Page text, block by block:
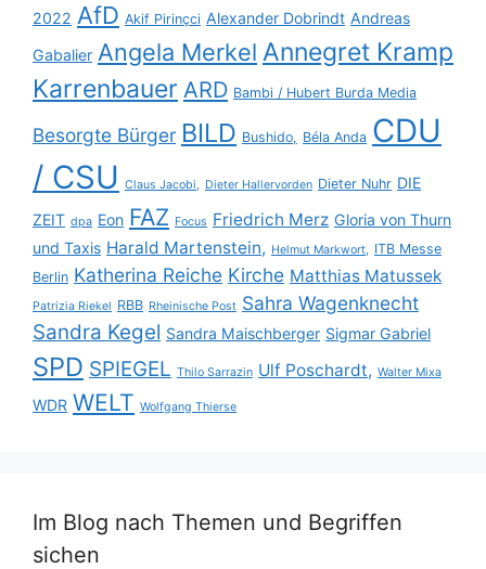
2022 AfD Akif Pirinçci Alexander Dobrindt Andreas
Gabalier Angela Merkel Annegret Kramp
Karrenbauer ARD Bambi / Hubert Burda Media
Besorgte Bürger BILD Bushido, Béla Anda CDU
/ CSU Claus Jacobi, Dieter Hallervorden Dieter Nuhr DIE
ZEIT dpa Eon FAZ Focus Friedrich Merz Gloria von Thurn
und Taxis Harald Martenstein, Helmut Markwort, ITB Messe
Berlin Katherina Reiche Kirche Matthias Matussek
Patrizia Riekel RBB Rheinische Post Sahra Wagenknecht
Sandra Kegel Sandra Maischberger Sigmar Gabriel
SPD SPIEGEL Thilo Sarrazin Ulf Poschardt, Walter Mixa
WDR WELT Wolfgang Thierse
Im Blog nach Themen und Begriffen
sichen